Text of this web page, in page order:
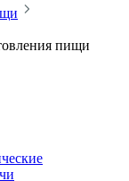
пищи